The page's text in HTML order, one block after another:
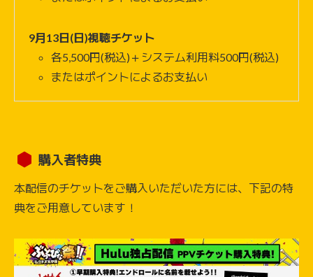
9月13日(日)視聴チケット
各5,500円(税込)＋システム利用料500円(税込)
またはポイントによるお支払い
購入者特典
本配信のチケットをご購入いただいた方には、下記の特
典をご用意しています！